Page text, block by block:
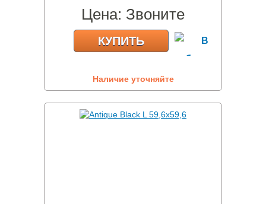
Цена: Звоните
КУПИТЬ
Наличие уточняйте